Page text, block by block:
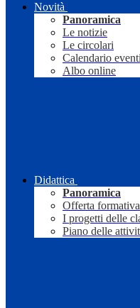
Novità
Panoramica
Le notizie
Le circolari
Calendario eventi
Albo online
Didattica
Panoramica
Offerta formativa
I progetti delle
Piano delle